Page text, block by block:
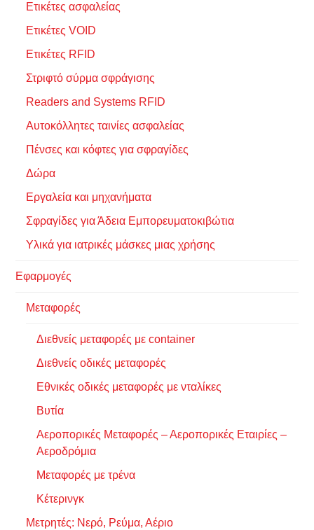
Ετικέτες ασφαλείας
Ετικέτες VOID
Ετικέτες RFID
Στριφτό σύρμα σφράγισης
Readers and Systems RFID
Αυτοκόλλητες ταινίες ασφαλείας
Πένσες και κόφτες για σφραγίδες
Δώρα
Εργαλεία και μηχανήματα
Σφραγίδες για Άδεια Εμπορευματοκιβώτια
Υλικά για ιατρικές μάσκες μιας χρήσης
Εφαρμογές
Μεταφορές
Διεθνείς μεταφορές με container
Διεθνείς οδικές μεταφορές
Εθνικές οδικές μεταφορές με νταλίκες
Βυτία
Αεροπορικές Μεταφορές – Αεροπορικές Εταιρίες –
Αεροδρόμια
Μεταφορές με τρένα
Κέτερινγκ
Μετρητές: Νερό, Ρεύμα, Αέριο